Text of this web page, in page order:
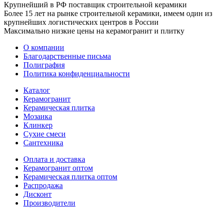
Крупнейший в РФ поставщик строительной керамики
Более 15 лет на рынке строительной керамики, имеем один из
крупнейших логистических центров в России
Максимально низкие цены на керамогранит и плитку
О компании
Благодарственные письма
Полиграфия
Политика конфиденциальности
Каталог
Керамогранит
Керамическая плитка
Мозаика
Клинкер
Сухие смеси
Сантехника
Оплата и доставка
Керамогранит оптом
Керамическая плитка оптом
Распродажа
Дисконт
Производители